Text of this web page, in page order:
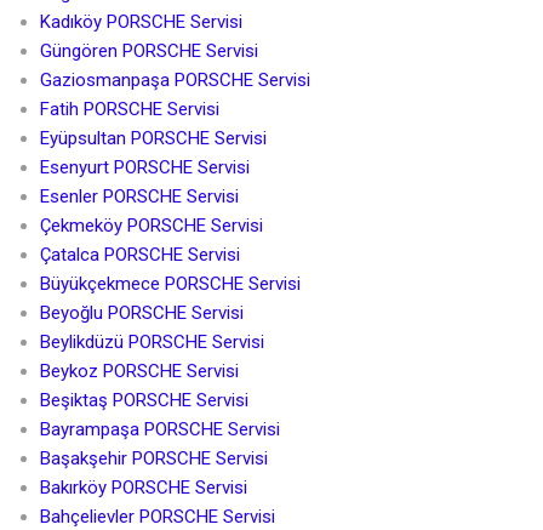
Kadıköy PORSCHE Servisi
Güngören PORSCHE Servisi
Gaziosmanpaşa PORSCHE Servisi
Fatih PORSCHE Servisi
Eyüpsultan PORSCHE Servisi
Esenyurt PORSCHE Servisi
Esenler PORSCHE Servisi
Çekmeköy PORSCHE Servisi
Çatalca PORSCHE Servisi
Büyükçekmece PORSCHE Servisi
Beyoğlu PORSCHE Servisi
Beylikdüzü PORSCHE Servisi
Beykoz PORSCHE Servisi
Beşiktaş PORSCHE Servisi
Bayrampaşa PORSCHE Servisi
Başakşehir PORSCHE Servisi
Bakırköy PORSCHE Servisi
Bahçelievler PORSCHE Servisi